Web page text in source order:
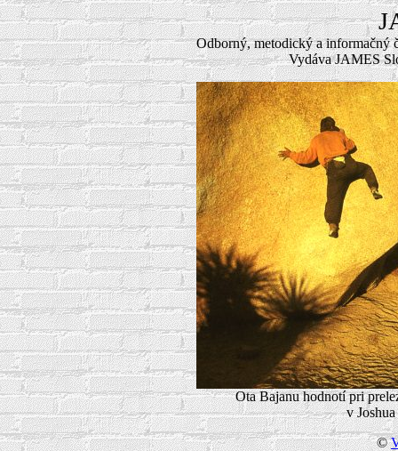
Odborný, metodický a informačný
Vydáva JAMES
Ota Bajanu hodnotí pri
v
©